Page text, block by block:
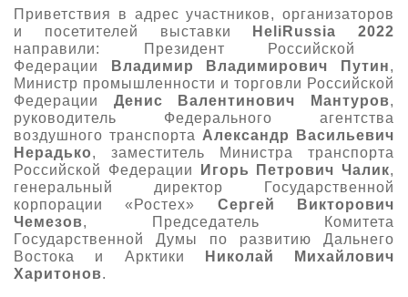
Приветствия в адрес участников, организаторов
и посетителей выставки
HeliRussia 2022
направили: Президент Российской
Федерации
Владимир Владимирович Путин,
Министр промышленности и торговли Российской
Федерации Денис Валентинович Мантуров,
руководитель Федерального агентства
воздушного транспорта Александр Васильевич
Нерадько, заместитель Министра транспорта
Российской Федерации
Игорь Петрович Чалик,
генеральный директор Государственной
корпорации «Ростех» Сергей Викторович
Чемезов, Председатель Комитета
Государственной Думы по развитию Дальнего
Востока и Арктики
Николай Михайлович
Харитонов.